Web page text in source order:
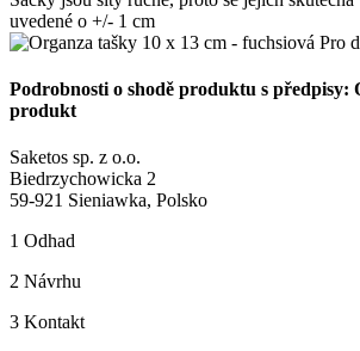
uvedené o +/- 1 cm
Podrobnosti o shodě produktu s předpisy:
produkt
Saketos sp. z o.o.
Biedrzychowicka 2
59-921 Sieniawka, Polsko
1 Odhad
2 Návrhu
3 Kontakt